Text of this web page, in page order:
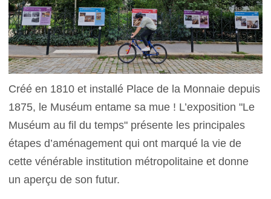
Créé en 1810 et installé Place de la Monnaie depuis
1875, le Muséum entame sa mue ! L’exposition "Le
Muséum au fil du temps" présente les principales
étapes d’aménagement qui ont marqué la vie de
cette vénérable institution métropolitaine et donne
un aperçu de son futur.